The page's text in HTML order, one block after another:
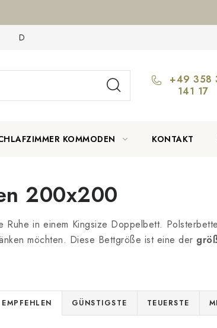
Datenschutzerklärung Reklamation und
+49 358
141 17
KOMMODEN KONTAKT
200x200
Ruhe in einem Kingsize Doppelbett.
möchten. Diese Bettgröße ist eine der
GÜNSTIGSTE TEUERSTE